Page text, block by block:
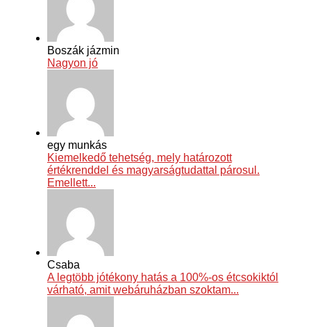
Boszák jázmin
Nagyon jó
egy munkás
Kiemelkedő tehetség, mely határozott
értékrenddel és magyarságtudattal párosul.
Emellett...
Csaba
A legtöbb jótékony hatás a 100%-os étcsokiktól
várható, amit webáruházban szoktam...